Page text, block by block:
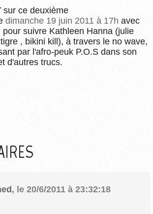
sur ce deuxième
dimanche 19 juin 2011 à 17h avec
pour suivre Kathleen Hanna (julie
, bikini kill), à travers le no wave,
par l'afro-peuk P.O.S dans son
d'autres trucs.
, le 20/6/2011 à 23:32:18